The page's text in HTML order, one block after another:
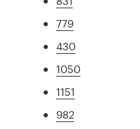
779
430
1050
1151
982